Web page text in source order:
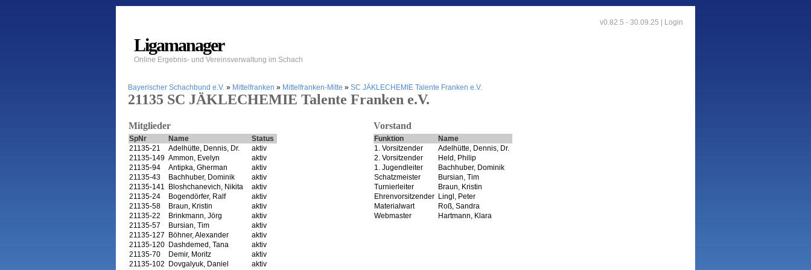
v0.82.5 - 30.09.25 | Login
Ligamanager
Online Ergebnis- und Vereinsverwaltung im Schach
Bayerischer Schachbund e.V. » Mittelfranken » Mittelfranken-Mitte » SC JÄKLECHEMIE Talente Franken e.V.
21135 SC JÄKLECHEMIE Talente Franken e.V.
Mitglieder
SpNr Name
Status
21135-21
Adelhütte, Dennis, Dr.
aktiv
21135-149 Ammon, Evelyn
aktiv
21135-94
Antipka, Gherman
aktiv
21135-43
Bachhuber, Dominik
aktiv
21135-141
Bloshchanevich, Nikita
aktiv
21135-24
Bogendörfer, Ralf
aktiv
21135-58
Braun, Kristin
aktiv
21135-22
Brinkmann, Jörg
aktiv
21135-57
Bursian, Tim
aktiv
21135-127 Böhner, Alexander
aktiv
21135-120 Dashdemed, Tana
aktiv
21135-70
Demir, Moritz
aktiv
21135-102 Dovgalyuk, Daniel
aktiv
Vorstand
Funktion
Name
1. Vorsitzender
Adelhütte, Dennis, Dr.
2. Vorsitzender
Held, Philip
1. Jugendleiter
Bachhuber, Dominik
Schatzmeister
Bursian, Tim
Turnierleiter
Braun, Kristin
Ehrenvorsitzender Lingl, Peter
Materialwart
Roß, Sandra
Webmaster
Hartmann, Klara